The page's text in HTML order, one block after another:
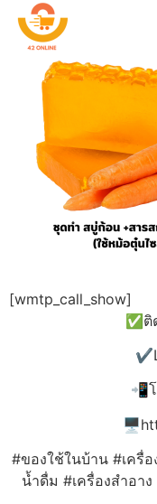
[wmtp_call_show]
✅ติ
📲
#ของใช้ในบ้าน #เครื่
น้ำดื่ม #เครื่องสำอา